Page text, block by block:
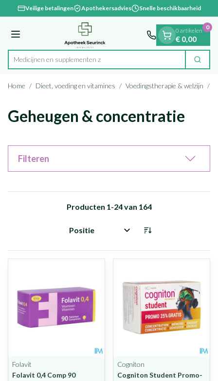
Ga naar de inhoud
1 van 1Veilige betalingen Apothekersadvies Snelle beschikbaarheid
Menu
Product, merk, categorie...
Medicijn Zoek
0 artikelen
€ 0,00
0
Home / Dieet, voeding en vitamines / Voedingstherapie & welzijn /
Geheugen & concentratie
Filteren
Producten 1-24van 164
Sorteer op:
Folavit
Folavit 0,4 Comp 90
Cogniton
Cogniton Student Promo-